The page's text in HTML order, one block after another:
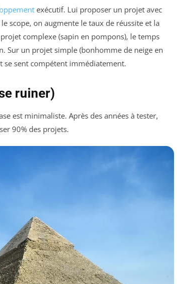
exécutif. Lui proposer un projet avec
scope, on augmente le taux de réussite et la
complexe (sapin en pompons), le temps
Sur un projet simple (bonhomme de neige en
se sent compétent immédiatement.
ruiner)
est minimaliste. Après des années à tester,
90% des projets.